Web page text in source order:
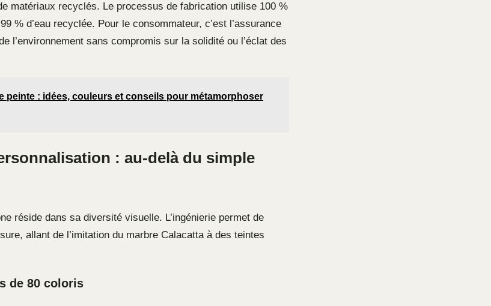
matériaux recyclés. Le processus de fabrication utilise 100 %
% d’eau recyclée. Pour le consommateur, c’est l’assurance
l’environnement sans compromis sur la solidité ou l’éclat des
peinte : idées, couleurs et conseils pour métamorphoser
: au-delà du simple
réside dans sa diversité visuelle. L’ingénierie permet de
allant de l’imitation du marbre Calacatta à des teintes
de 80 coloris